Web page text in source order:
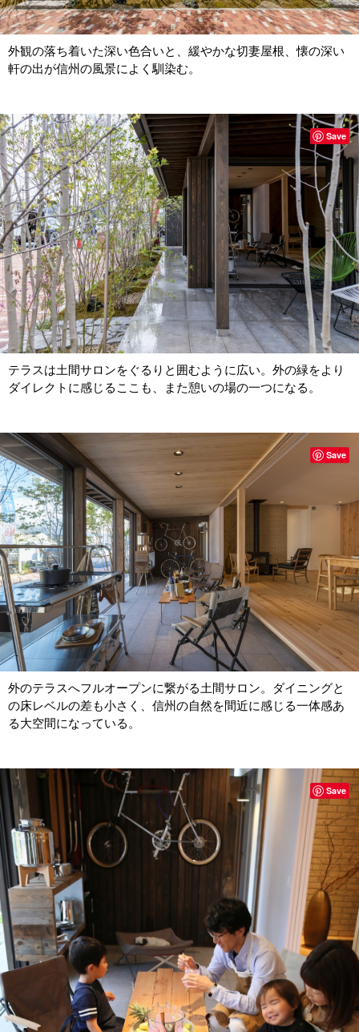
外観の落ち着いた深い色合いと、緩やかな切妻屋根、懐の深い
軒の出が信州の風景によく馴染む。
テラスは土間サロンをぐるりと囲むように広い。外の緑をより
ダイレクトに感じるここも、また憩いの場の一つになる。
Save
外のテラスへフルオープンに繋がる土間サロン。ダイニングと
の床レベルの差も小さく、信州の自然を間近に感じる一体感あ
る大空間になっている。
Save
Save